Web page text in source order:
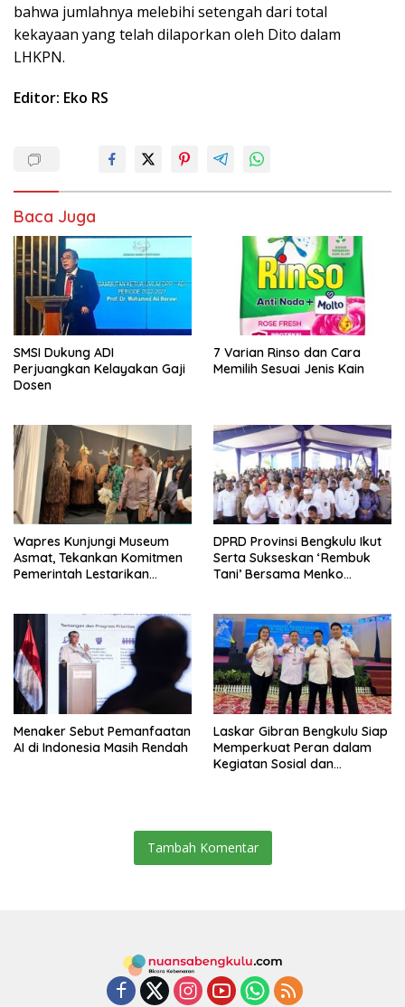
bahwa jumlahnya melebihi setengah dari total
kekayaan yang telah dilaporkan oleh Dito dalam
LHKPN.
Editor: Eko RS
Baca Juga
SMSI Dukung ADI
Perjuangkan Kelayakan Gaji
Dosen
7 Varian Rinso dan Cara
Memilih Sesuai Jenis Kain
Wapres Kunjungi Museum
Asmat, Tekankan Komitmen
Pemerintah Lestarikan
DPRD Provinsi Bengkulu Ikut
Serta Sukseskan ‘Rembuk
Tani’ Bersama Menko
Menaker Sebut Pemanfaatan
AI di Indonesia Masih Rendah
Laskar Gibran Bengkulu Siap
Memperkuat Peran dalam
Kegiatan Sosial dan
Tambah Komentar